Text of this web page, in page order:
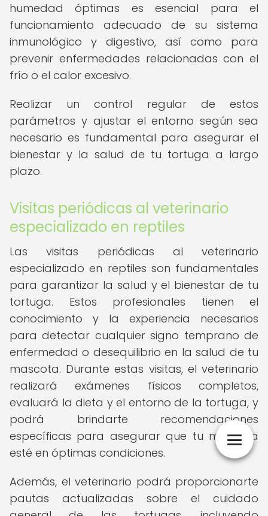
humedad óptimas es esencial para el
funcionamiento adecuado de su sistema
inmunológico y digestivo, así como para
prevenir enfermedades relacionadas con el
frío o el calor excesivo.
Realizar un control regular de estos
parámetros y ajustar el entorno según sea
necesario es fundamental para asegurar el
bienestar y la salud de tu tortuga a largo
plazo.
Visitas periódicas al veterinario
especializado en reptiles
Las visitas periódicas al veterinario
especializado en reptiles son fundamentales
para garantizar la salud y el bienestar de tu
tortuga. Estos profesionales tienen el
conocimiento y la experiencia necesarios
para detectar cualquier signo temprano de
enfermedad o desequilibrio en la salud de tu
mascota. Durante estas visitas, el veterinario
realizará exámenes físicos completos,
evaluará la dieta y el entorno de la tortuga, y
podrá brindarte recomendaciones
específicas para asegurar que tu mascota
esté en óptimas condiciones.
Además, el veterinario podrá proporcionarte
pautas actualizadas sobre el cuidado